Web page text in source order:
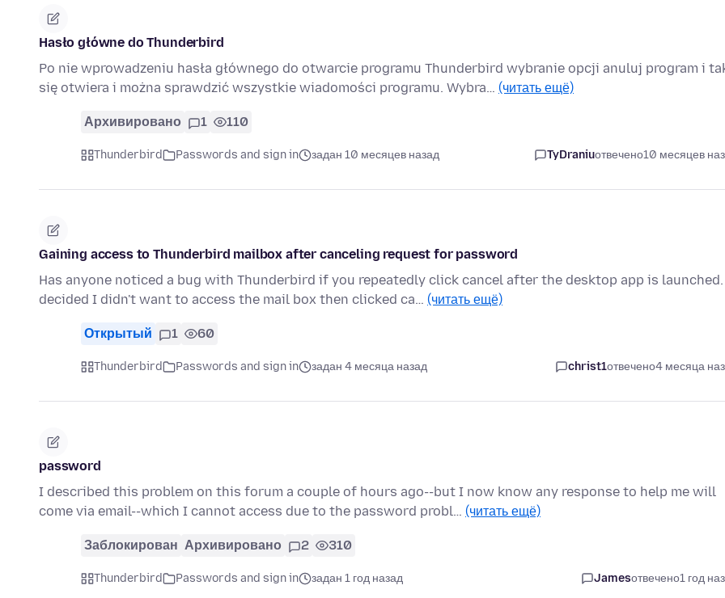
Hasło główne do Thunderbird
Po nie wprowadzeniu hasła głównego do otwarcie programu Thunderbird wybranie opcji anuluj program i
się otwiera i można sprawdzić wszystkie wiadomości programu. Wybra… (читать ещё)
Архивировано 1 110
Thunderbird Passwords and sign in задан 10 месяцев назад TyDraniuотвечено10 месяцев
Gaining access to Thunderbird mailbox after canceling request for password
Has anyone noticed a bug with Thunderbird if you repeatedly click cancel after the desktop app is
decided I didn't want to access the mail box then clicked ca… (читать ещё)
Открытый 1 60
Thunderbird Passwords and sign in задан 4 месяца назад christ1отвечено4 месяца
password
I described this problem on this forum a couple of hours ago--but I now know any response to help me will
come via email--which I cannot access due to the password probl… (читать ещё)
Заблокирован Архивировано 2 310
Thunderbird Passwords and sign in задан 1 год назад Jamesотвечено1 год